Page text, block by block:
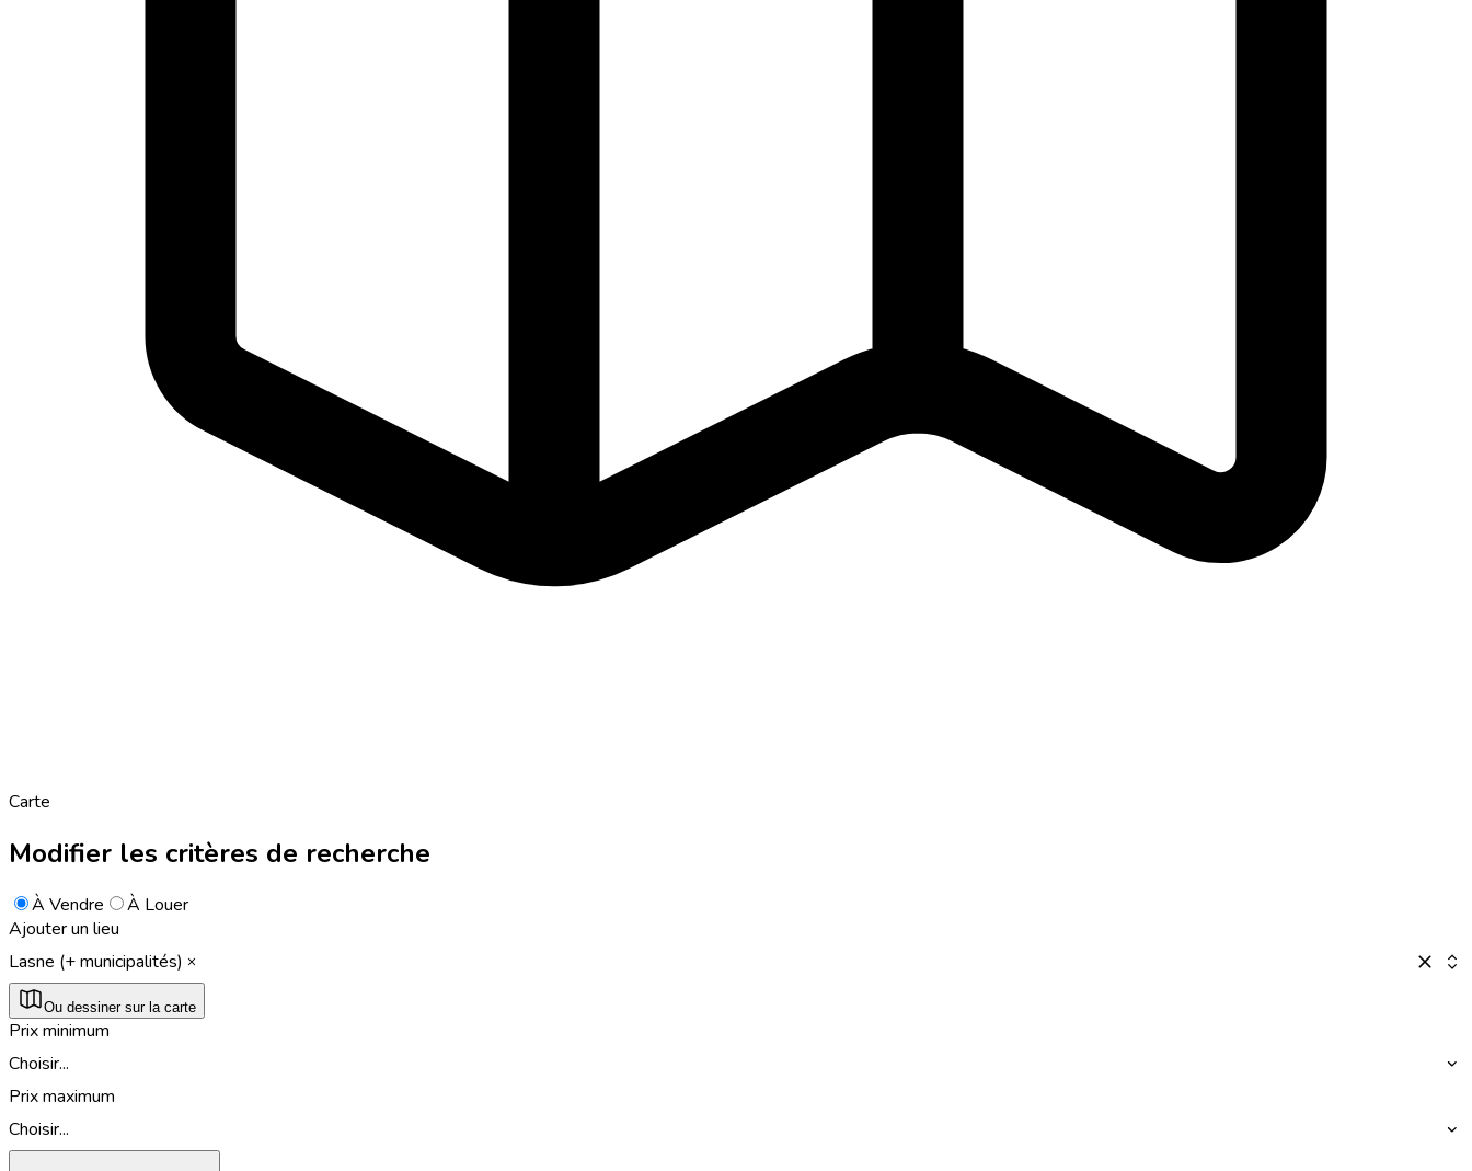
Carte
Modifier les critères de recherche
À Vendre
À Louer
Ajouter un lieu
Lasne (+ municipalités)
Ou dessiner sur la carte
Prix minimum
Choisir...
Prix maximum
Choisir...